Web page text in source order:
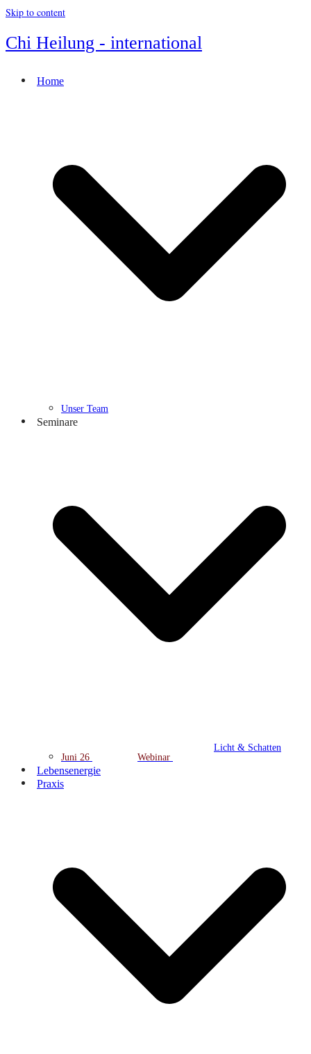
Skip to content
Chi Heilung - international
Home
Unser Team
Seminare
Juni 26 Webinar
Licht & Schatten
Lebensenergie
Praxis